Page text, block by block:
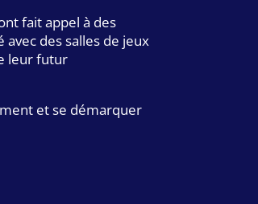
fait appel à des
des salles de jeux
leur futur
et se démarquer